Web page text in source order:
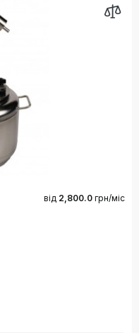
від 2,800.0 грн/міс